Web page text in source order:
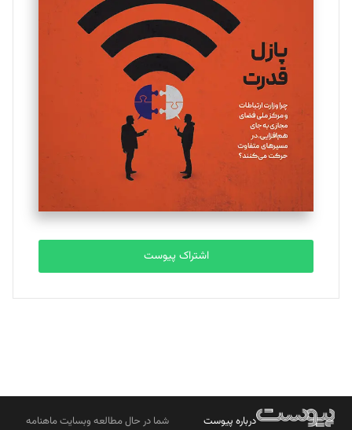
اشتراک پیوست
درباره پیوست
شما در حال مطالعه وبسایت ماهنامه